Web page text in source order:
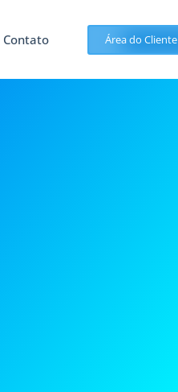
Contato Área do Cliente